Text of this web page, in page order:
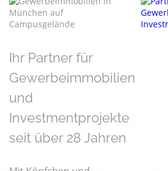
Ihr Partner für
Gewerbeimmobilien
und
Investmentprojekte
seit über 28 Jahren